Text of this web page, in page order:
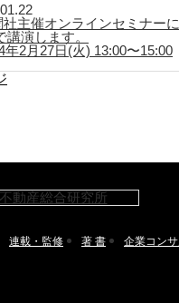
社主催オンラインセミナー
講演します。
年2月27日(火) 13:00〜15:00
連載・監修 著 書 企業コン